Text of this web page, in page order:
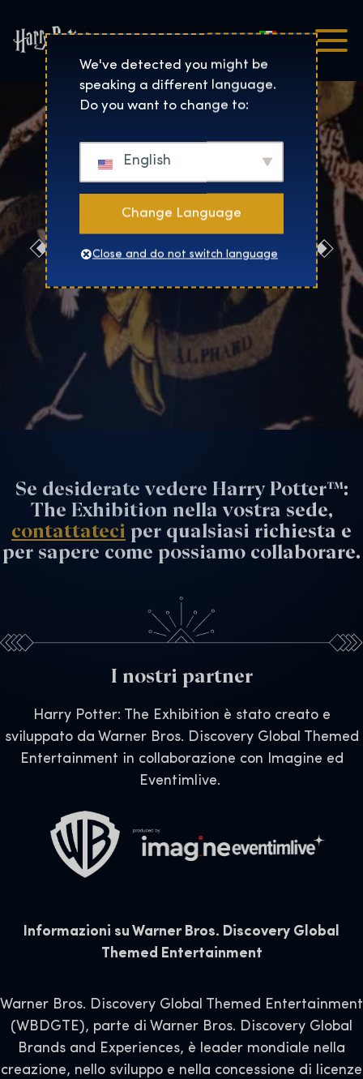
Harry Potter™: The
Italiano
Prenotaci
Se desiderate vedere Harry Potter™:
The Exhibition nella vostra sede,
contattateci per qualsiasi richiesta e
per sapere come possiamo collaborare.
I nostri partner
Harry Potter: The Exhibition è stato creato e
sviluppato da Warner Bros. Discovery Global Themed
Entertainment in collaborazione con Imagine ed
Eventimlive.
Informazioni su Warner Bros. Discovery Global
Themed Entertainment
Warner Bros. Discovery Global Themed Entertainment
(WBDGTE), parte di Warner Bros. Discovery Global
Brands and Experiences, è leader mondiale nella
creazione, nello sviluppo e nella concessione di licenze
We've detected you might be
speaking a different language.
Do you want to change to:
English
Change Language
Close and do not switch language